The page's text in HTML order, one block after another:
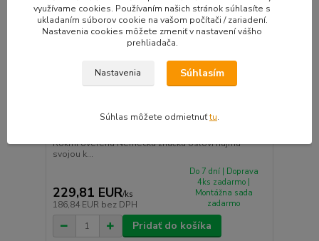
MAM B2 hliníkové disky 8,5x20 5x120 ET35
Rokmi overená Nemecká značka osloví najmä
svojou k...
229,81 EUR/ks
186,84 EUR bez DPH
Do 7 dní | Doprava
4ks zadarmo |
Montážna sada
zadarmo
Pridať do košíka
využívame cookies. Používaním našich stránok súhlasíte s
ukladaním súborov cookie na vašom počítači / zariadení.
Nastavenia cookies môžete zmeniť v nastavení vášho
prehliadača.
Nastavenia Súhlasím
Súhlas môžete odmietnuťtu.